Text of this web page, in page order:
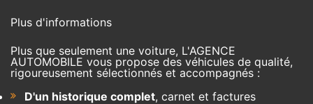
Plus d'informations
Plus que seulement une voiture, L'AGENCE
AUTOMOBILE vous propose des véhicules de qualité,
rigoureusement sélectionnés et accompagnés :
D'un historique complet, carnet et factures